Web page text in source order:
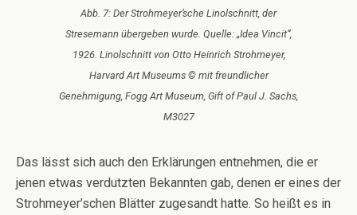
Abb. 7: Der Strohmeyer’sche Linolschnitt, der
Stresemann übergeben wurde. Quelle: „Idea Vincit“,
1926. Linolschnitt von Otto Heinrich Strohmeyer,
Harvard Art Museums © mit freundlicher
Genehmigung, Fogg Art Museum, Gift of Paul J. Sachs,
M3027
Das lässt sich auch den Erklärungen entnehmen, die er
jenen etwas verdutzten Bekannten gab, denen er eines der
Strohmeyer’schen Blätter zugesandt hatte. So heißt es in